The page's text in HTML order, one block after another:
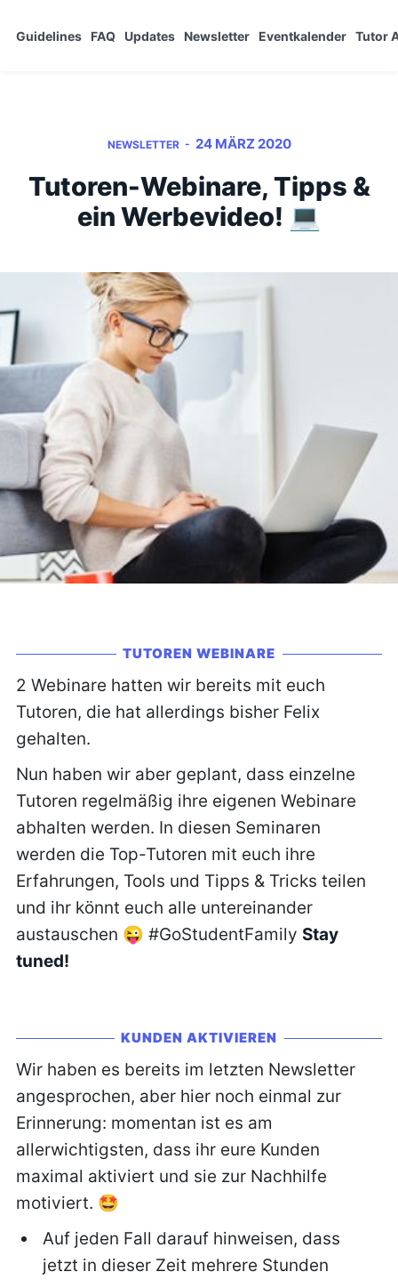
Guidelines FAQ Updates Newsletter Eventkalender Tutor
NEWSLETTER - 24 MÄRZ 2020
Tutoren-Webinare, Tipps &
ein Werbevideo! 💻
TUTOREN WEBINARE
2 Webinare hatten wir bereits mit euch
Tutoren, die hat allerdings bisher Felix
gehalten.
Nun haben wir aber geplant, dass einzelne
Tutoren regelmäßig ihre eigenen Webinare
abhalten werden. In diesen Seminaren
werden die Top-Tutoren mit euch ihre
Erfahrungen, Tools und Tipps & Tricks teilen
und ihr könnt euch alle untereinander
austauschen 😜 #GoStudentFamily Stay
tuned!
KUNDEN AKTIVIEREN
Wir haben es bereits im letzten Newsletter
angesprochen, aber hier noch einmal zur
Erinnerung: momentan ist es am
allerwichtigsten, dass ihr eure Kunden
maximal aktiviert und sie zur Nachhilfe
motiviert. 🤩
Auf jeden Fall darauf hinweisen, dass
jetzt in dieser Zeit mehrere Stunden